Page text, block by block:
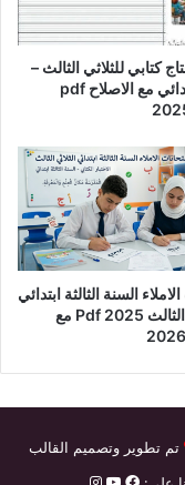
كتابي للثلاثي الثالث –
الثالثة ابتدائي مع الاصلاح pdf
السنة الثالثة ابتدائي
– الثلاثي الثالث Pdf 2025 مع
تم تطوير وتصميم القالب